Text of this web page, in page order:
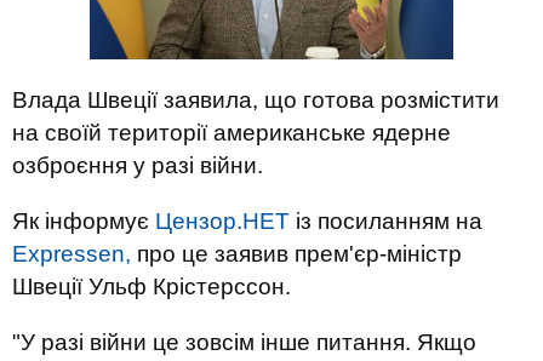
Влада Швеції заявила, що готова розмістити
на своїй території американське ядерне
озброєння у разі війни.
Як інформує Цензор.НЕТ із посиланням на
Expressen, про це заявив прем'єр-міністр
Швеції Ульф Крістерссон.
"У разі війни це зовсім інше питання. Якщо